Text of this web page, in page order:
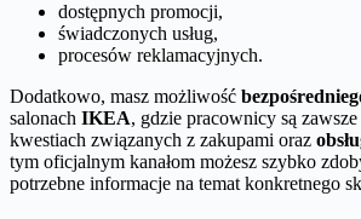
dostępnych promocji,
świadczonych usług,
procesów reklamacyjnych.
Dodatkowo, masz możliwość
salonach IKEA, gdzie pracownicy są
kwestiach związanych z zakupami oraz
tym oficjalnym kanałom możesz szybko
potrzebne informacje na temat konkretnego